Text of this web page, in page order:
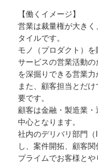
【働くイメージ】
営業は裁量権が大き
タイルです。
モノ（プロダクト）
サービスの営業活動
を深掘りできる営業力
また、顧客担当とだ
要です。
顧客は金融・製造業
中心となります。
社内のデリバリ部門
し、案件開拓、顧客関
プライムでお客様と